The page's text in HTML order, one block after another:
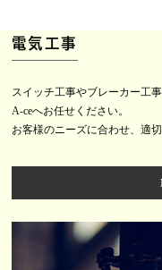
電気工事
スイッチ工事やブレーカー工
A-ceへお任せください。
お客様のニーズに合わせ、適